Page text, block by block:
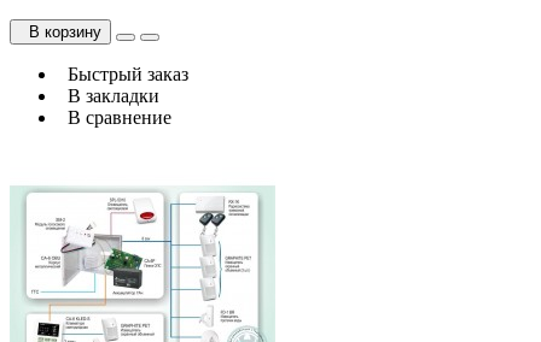
В корзину
Быстрый заказ
В закладки
В сравнение